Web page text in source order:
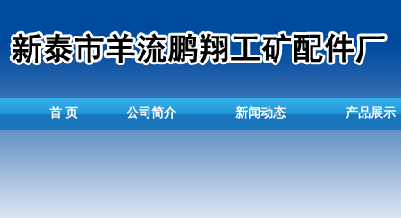
首 页 公司简介 新闻动态 产品展示